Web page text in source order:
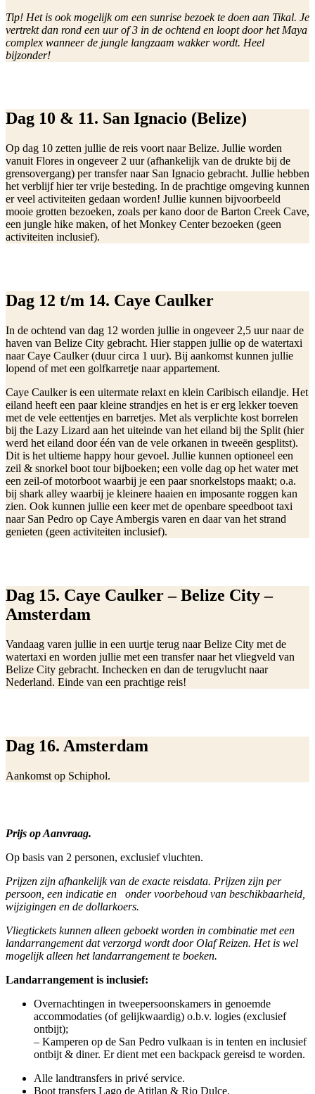
Tip! Het is ook mogelijk om een sunrise bezoek te doen aan Tikal. Je
vertrekt dan rond een uur of 3 in de ochtend en loopt door het Maya
complex wanneer de jungle langzaam wakker wordt. Heel
bijzonder!
Dag 10 & 11. San Ignacio (Belize)
Op dag 10 zetten jullie de reis voort naar Belize. Jullie worden
vanuit Flores in ongeveer 2 uur (afhankelijk van de drukte bij de
grensovergang) per transfer naar San Ignacio gebracht. Jullie hebben
het verblijf hier ter vrije besteding. In de prachtige omgeving kunnen
er veel activiteiten gedaan worden! Jullie kunnen bijvoorbeeld
mooie grotten bezoeken, zoals per kano door de Barton Creek Cave,
een jungle hike maken, of het Monkey Center bezoeken (geen
activiteiten inclusief).
Dag 12 t/m 14. Caye Caulker
In de ochtend van dag 12 worden jullie in ongeveer 2,5 uur naar de
haven van Belize City gebracht. Hier stappen jullie op de watertaxi
naar Caye Caulker (duur circa 1 uur). Bij aankomst kunnen jullie
lopend of met een golfkarretje naar appartement.
Caye Caulker is een uitermate relaxt en klein Caribisch eilandje. Het
eiland heeft een paar kleine strandjes en het is er erg lekker toeven
met de vele eettentjes en barretjes. Met als verplichte kost borrelen
bij the Lazy Lizard aan het uiteinde van het eiland bij the Split (hier
werd het eiland door één van de vele orkanen in tweeën gesplitst).
Dit is het ultieme happy hour gevoel. Jullie kunnen optioneel een
zeil & snorkel boot tour bijboeken; een volle dag op het water met
een zeil-of motorboot waarbij je een paar snorkelstops maakt; o.a.
bij shark alley waarbij je kleinere haaien en imposante roggen kan
zien. Ook kunnen jullie een keer met de openbare speedboot taxi
naar San Pedro op Caye Ambergis varen en daar van het strand
genieten (geen activiteiten inclusief).
Dag 15. Caye Caulker – Belize City –
Amsterdam
Vandaag varen jullie in een uurtje terug naar Belize City met de
watertaxi en worden jullie met een transfer naar het vliegveld van
Belize City gebracht. Inchecken en dan de terugvlucht naar
Nederland. Einde van een prachtige reis!
Dag 16. Amsterdam
Aankomst op Schiphol.
Prijs op Aanvraag.
Op basis van 2 personen, exclusief vluchten.
Prijzen zijn afhankelijk van de exacte reisdata. Prijzen zijn per
persoon, een indicatie en onder voorbehoud van beschikbaarheid,
wijzigingen en de dollarkoers.
Vliegtickets kunnen alleen geboekt worden in combinatie met een
landarrangement dat verzorgd wordt door Olaf Reizen. Het is wel
mogelijk alleen het landarrangement te boeken.
Landarrangement is inclusief:
Overnachtingen in tweepersoonskamers in genoemde
accommodaties (of gelijkwaardig) o.b.v. logies (exclusief
ontbijt);
– Kamperen op de San Pedro vulkaan is in tenten en inclusief
ontbijt & diner. Er dient met een backpack gereisd te worden.
Alle landtransfers in privé service.
Boot transfers Lago de Atitlan & Rio Dulce.